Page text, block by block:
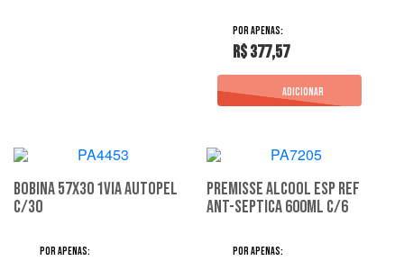
R$ 377,57
Bobina 57X30 1Via Autopel
C/30
Premisse Alcool Esp Ref
Ant-Septica 600Ml C/6